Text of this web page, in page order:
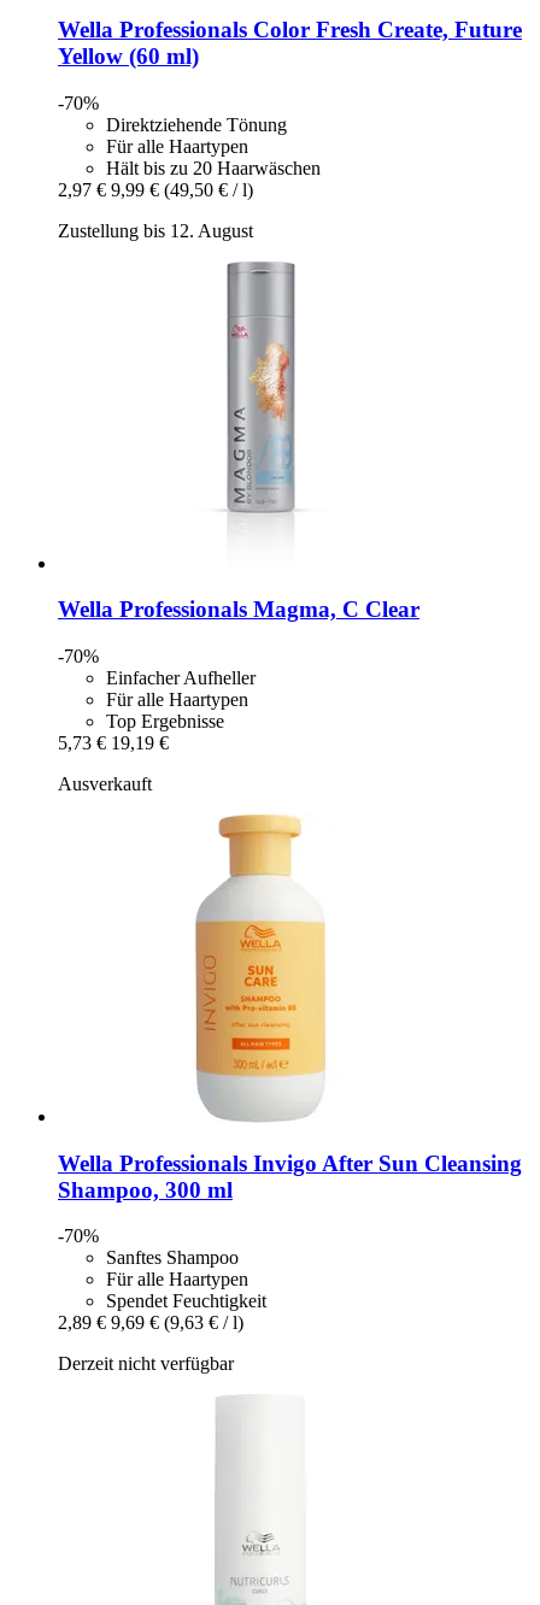
Wella Professionals Color Fresh Create, Future
Yellow (60 ml)
-70%
Direktziehende Tönung
Für alle Haartypen
Hält bis zu 20 Haarwäschen
2,97 € 9,99 € (49,50 € / l)
Zustellung bis 12. August
Wella Professionals Magma, C Clear
-70%
Einfacher Aufheller
Für alle Haartypen
Top Ergebnisse
5,73 € 19,19 €
Ausverkauft
Wella Professionals Invigo After Sun Cleansing
Shampoo, 300 ml
-70%
Sanftes Shampoo
Für alle Haartypen
Spendet Feuchtigkeit
2,89 € 9,69 € (9,63 € / l)
Derzeit nicht verfügbar